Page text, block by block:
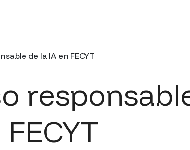
a la navegación
de la IA en FECYT